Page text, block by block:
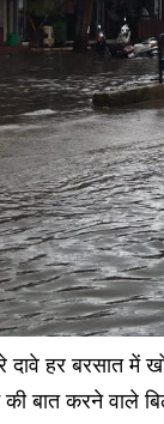
दावे हर बरसात
बात करने वाले